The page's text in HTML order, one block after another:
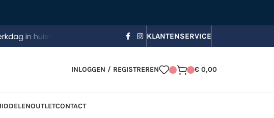
🚛 Gratis bezorging, Zomerkorting in je winkelmandje!☀️ Gebruik code
KLANTENSERVICE
INLOGGEN / REGISTREREN € 0,00
OUTLETCONTACT